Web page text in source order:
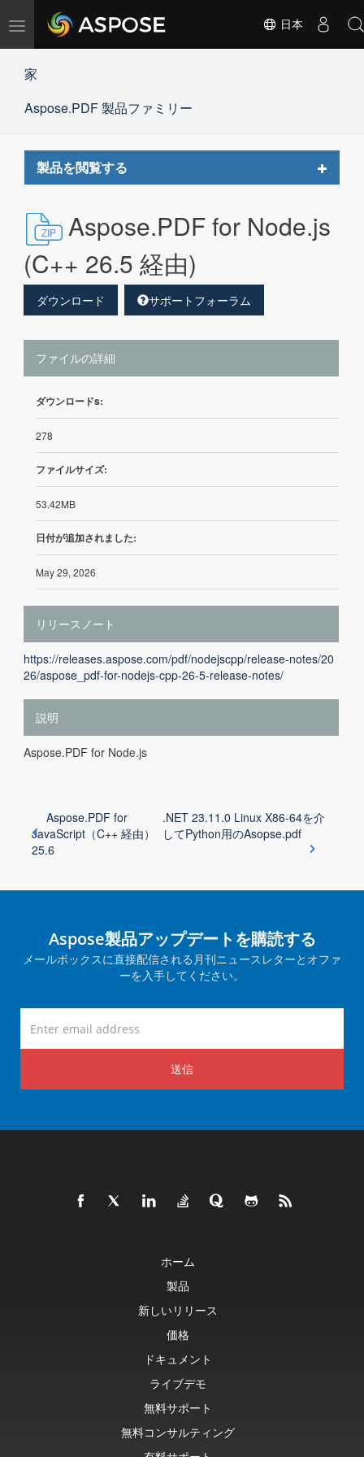
ナ
ー
ョ
切
日本
家
Aspose.PDF 製品ファミリー
製品を閲覧する
Toggle
Aspose.PDF for Node.js
(C++ 26.5 経由)
ダウンロード サポートフォーラム
ファイルの詳細
ダウンロードs:
278
ファイルサイズ:
53.42MB
日付が追加されました:
May 29, 2026
リリースノート
https://releases.aspose.com/pdf/nodejscpp/release-notes/20
26/aspose_pdf-for-nodejs-cpp-26-5-release-notes/
説明
Aspose.PDF for Node.js
Aspose.PDF for
JavaScript（C++ 経由）
25.6
.NET 23.11.0 Linux X86-64を介
してPython用のAsopse.pdf
Aspose製品アップデートを購読する
メールボックスに直接配信される月刊ニュースレターとオファ
ーを入手してください。
送信
ホーム
製品
新しいリリース
価格
ドキュメント
ライブデモ
無料サポート
無料コンサルティング